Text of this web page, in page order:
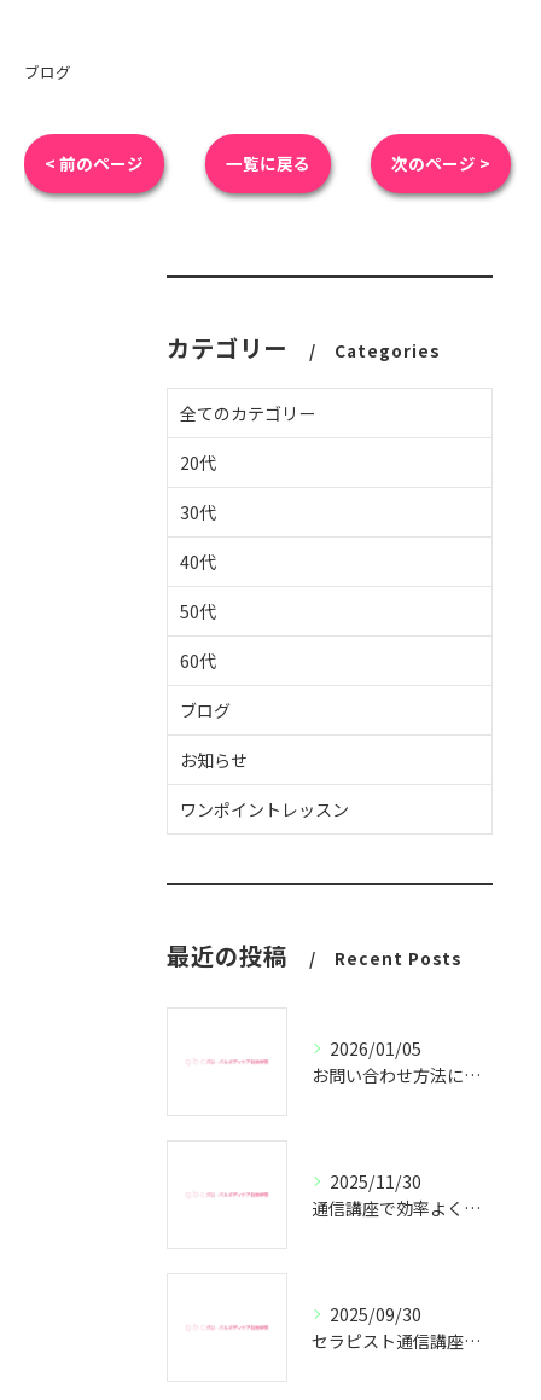
ブログ
< 前のページ 一覧に戻る 次のページ >
カテゴリー Categories
全てのカテゴリー
20代
30代
40代
50代
60代
ブログ
お知らせ
ワンポイントレッスン
最近の投稿 Recent Posts
2026/01/05
お問い合わせ方法についてのご案内
2025/11/30
通信講座で効率よくセラピスト資格取得
2025/09/30
セラピスト通信講座で副業成功の秘訣